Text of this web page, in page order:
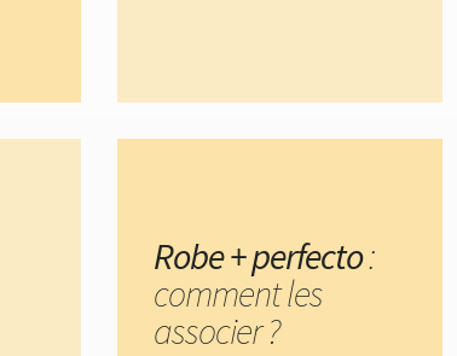
Robe + perfecto:
comment les
associer ?